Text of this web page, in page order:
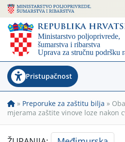
Pristupačnost
» Preporuke za zaštitu bilja »
mjerama zaštite vinove loze nakon